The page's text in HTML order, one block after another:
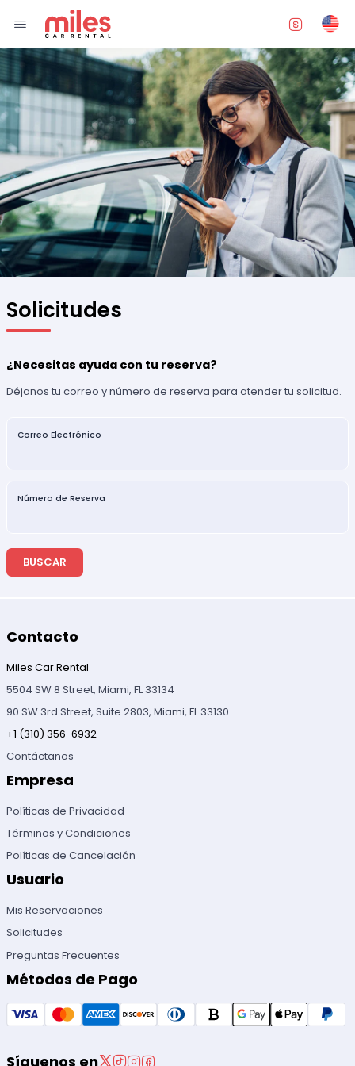
Solicitudes
¿Necesitas ayuda con tu reserva?
Déjanos tu correo y número de reserva para atender tu solicitud.
Correo Electrónico
Número de Reserva
BUSCAR
Contacto
Miles Car Rental
5504 SW 8 Street, Miami, FL 33134
90 SW 3rd Street, Suite 2803, Miami, FL 33130
+1 (310) 356-6932
Contáctanos
Empresa
Políticas de Privacidad
Términos y Condiciones
Políticas de Cancelación
Usuario
Mis Reservaciones
Solicitudes
Preguntas Frecuentes
Métodos de Pago
Síguenos en